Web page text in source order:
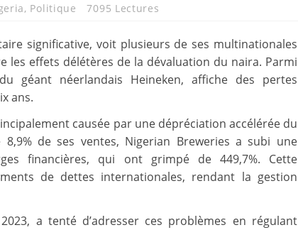
, Politique 7095 Lectures
significative, voit plusieurs de ses multinationales
les effets délétères de la dévaluation du naira. Parmi
géant néerlandais Heineken, affiche des pertes
ans.
causée par une dépréciation accélérée du
de ses ventes, Nigerian Breweries a subi une
financières, qui ont grimpé de 449,7%. Cette
de dettes internationales, rendant la gestion
a tenté d’adresser ces problèmes en régulant